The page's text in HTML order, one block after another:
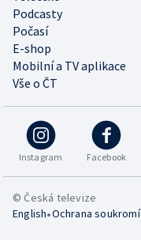
Podcasty
Počasí
E-shop
Mobilní a TV aplikace
Vše o ČT
Instagram Facebook
© Česká televize
English•Ochrana soukromí